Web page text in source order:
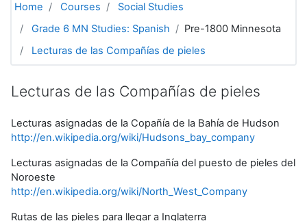
Home Courses
Social Studies
Grade 6 MN Studies: Spanish
Pre-1800 Minnesota
Lecturas de las Compañías de pieles
Lecturas de las Compañías de pieles
Lecturas asignadas de la Copañía de la Bahía de Hudson
http://en.wikipedia.org/wiki/Hudsons_bay_company
Lecturas asignadas de la Compañía del puesto de pieles del
Noroeste
http://en.wikipedia.org/wiki/North_West_Company
Rutas de las pieles para llegar a Inglaterra